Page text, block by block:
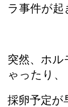
ラ事件が起
突然、ホル
ゃったり、
採卵予定が